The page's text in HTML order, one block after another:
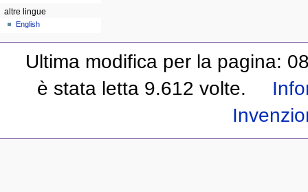
altre lingue
English
Ultima modifica per la pagina:
è stata letta 9.612 volte.